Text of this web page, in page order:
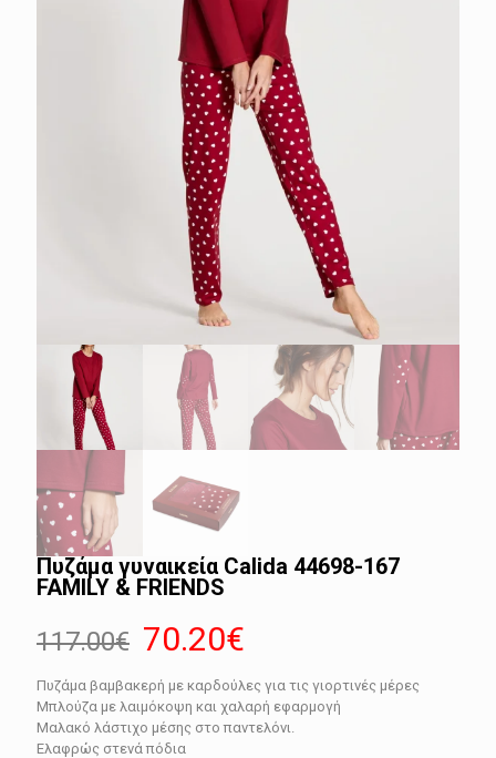
Πυζάμα γυναικεία Calida 44698-167
FAMILY & FRIENDS
117.00€ Original
price
was:
117.00€.
70.20€
τρέχουσα
τιμή
είναι:
Πυζάμα βαμβακερή με καρδούλες για τις γιορτινές μέρες
Μπλούζα με λαιμόκοψη και χαλαρή εφαρμογή
Μαλακό λάστιχο μέσης στο παντελόνι.
Ελαφρώς στενά πόδια